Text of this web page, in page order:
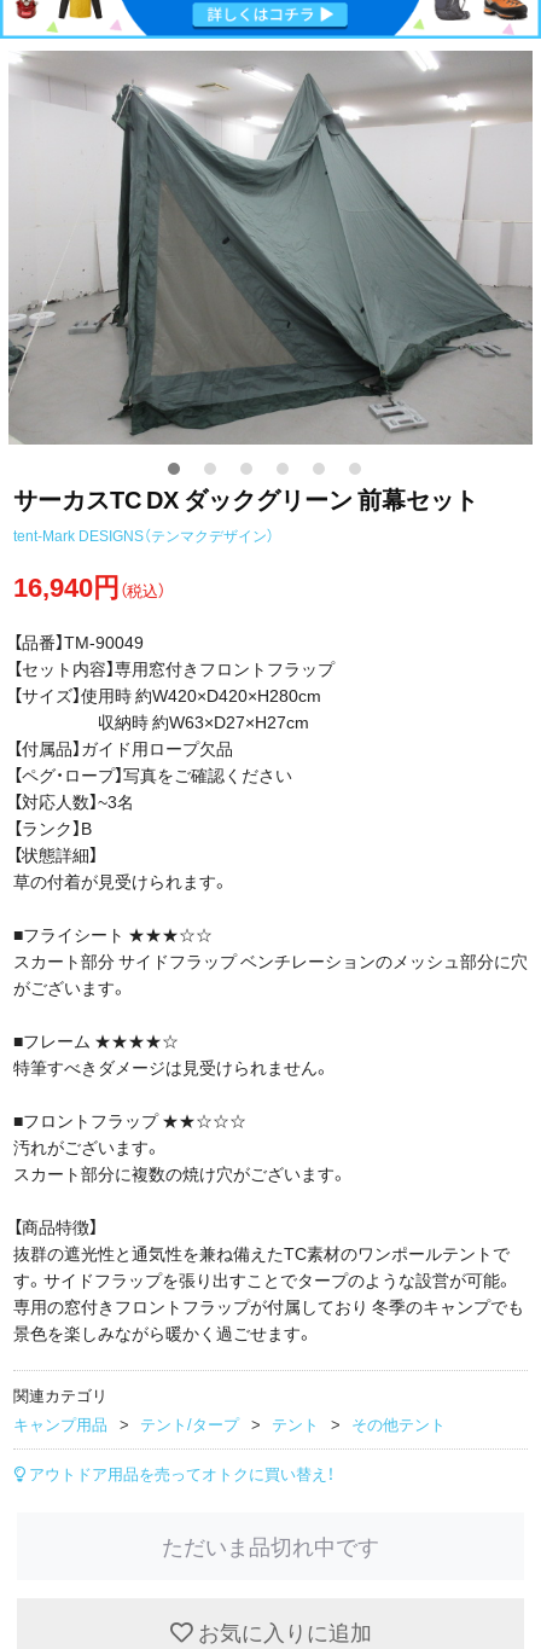
サーカスTC DX ダックグリーン 前幕セット
tent-Mark DESIGNS（テンマクデザイン）
16,940円（税込）
【品番】TM-90049
【セット内容】専用窓付きフロントフラップ
【サイズ】使用時 約W420×D420×H280cm
収納時 約W63×D27×H27cm
【付属品】ガイド用ロープ欠品
【ペグ・ロープ】写真をご確認ください
【対応人数】~3名
【ランク】B
【状態詳細】
草の付着が見受けられます。
■フライシート ★★★☆☆
スカート部分 サイドフラップ ベンチレーションのメッシュ部分に穴
がございます。
■フレーム ★★★★☆
特筆すべきダメージは見受けられません。
■フロントフラップ ★★☆☆☆
汚れがございます。
スカート部分に複数の焼け穴がございます。
【商品特徴】
抜群の遮光性と通気性を兼ね備えたTC素材のワンポールテントで
す。サイドフラップを張り出すことでタープのような設営が可能。
専用の窓付きフロントフラップが付属しており 冬季のキャンプでも
景色を楽しみながら暖かく過ごせます。
関連カテゴリ
キャンプ用品
テント/タープ テント その他テント
アウトドア用品を売ってオトクに買い替え！
ただいま品切れ中です
お気に入りに追加